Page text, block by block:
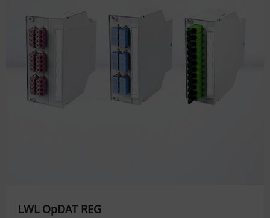
LWL OpDAT REG